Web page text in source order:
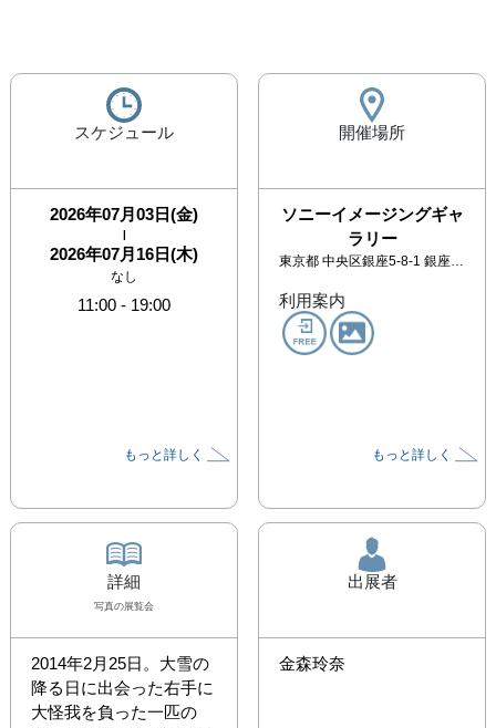
スケジュール
2026年07月03日(金)
|
2026年07月16日(木)
なし
11:00 - 19:00
もっと詳しく
開催場所
ソニーイメージングギャ
ラリー
東京都 中央区銀座5-8-1 銀座プレイス6階
利用案内
もっと詳しく
詳細
写真の展覧会
2014年2月25日。大雪の
降る日に出会った右手に
大怪我を負った一匹の
出展者
金森玲奈